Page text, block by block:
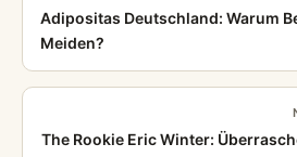
Adipositas Deutschland: Warum
Meiden?
The Rookie Eric Winter: